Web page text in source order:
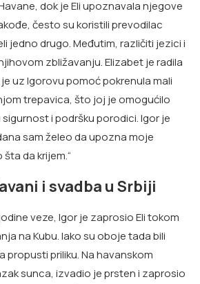
dok je Eli upoznavala njegove
često su koristili prevodilac
jedno drugo. Međutim, različiti jezici i
zbližavanju. Elizabet je radila
je uz Igorovu pomoć pokrenula mali
trepavica, što joj je omogućilo
i podršku porodici. Igor je
sam želeo da upozna moje
da krijem.“
i svadba u Srbiji
veze, Igor je zaprosio Eli tokom
na Kubu. Iako su oboje tada bili
propusti priliku. Na havanskom
sunca, izvadio je prsten i zaprosio